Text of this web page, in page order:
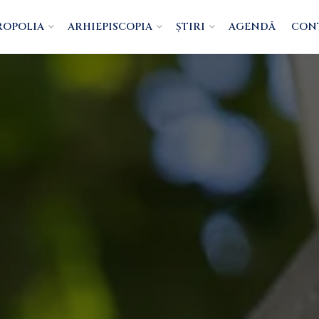
ARHIEPISCOPIA ȘTIRI AGENDĂ